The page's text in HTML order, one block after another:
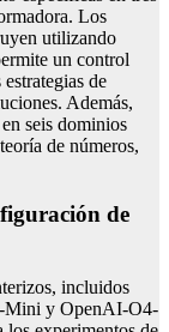
Los
utilizando
un control
de
Además,
seis dominios
de números,
de
incluidos
Mini y OpenAI-O4-